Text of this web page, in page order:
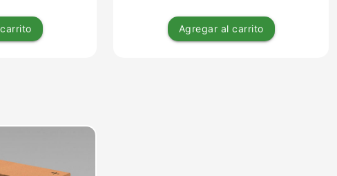
Agregar al carrito